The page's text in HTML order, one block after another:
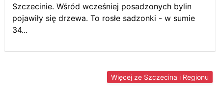
Szczecinie. Wśród wcześniej posadzonych bylin
pojawiły się drzewa. To rosłe sadzonki - w sumie
34...
Więcej ze Szczecina i Regionu